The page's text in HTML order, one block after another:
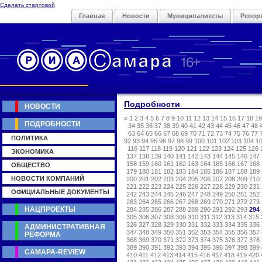
Сделать стартовой
Главная Новости Муниципалитеты
Подробности
« 1 2 3 4 5 6 7 8 9 10 11 12 13 14 15 16 17 18 19
34 35 36 37 38 39 40 41 42 43 44 45 46 47 48
63 64 65 66 67 68 69 70 71 72 73 74 75 76 77
92 93 94 95 96 97 98 99 100 101 102 103 104
116 117 118 119 120 121 122 123 124 125 126
137 138 139 140 141 142 143 144 145 146 147
158 159 160 161 162 163 164 165 166 167 168
179 180 181 182 183 184 185 186 187 188 189
200 201 202 203 204 205 206 207 208 209 210
221 222 223 224 225 226 227 228 229 230 231
242 243 244 245 246 247 248 249 250 251 252
263 264 265 266 267 268 269 270 271 272 273
284 285 286 287 288 289 290 291 292 293 294
305 306 307 308 309 310 311 312 313 314 315
326 327 328 329 330 331 332 333 334 335 336
347 348 349 350 351 352 353 354 355 356 357
368 369 370 371 372 373 374 375 376 377 378
389 390 391 392 393 394 395 396 397 398 399
410 411 412 413 414 415 416 417 418 419 420
НОВОСТИ
ПОДРОБНОСТИ
ПОЛИТИКА
ЭКОНОМИКА
ОБЩЕСТВО
НОВОСТИ КОМПАНИЙ
ОФИЦИАЛЬНЫЕ ДОКУМЕНТЫ
НАЦПРОЕКТЫ
АДМИНИСТРАТИВНАЯ
РЕФОРМА
САМАРА-REVIEW